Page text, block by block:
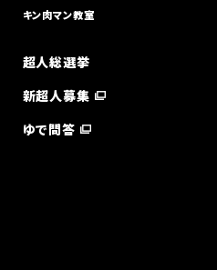
キン肉マン教室
超人総選挙
新超人募集
ゆで問答